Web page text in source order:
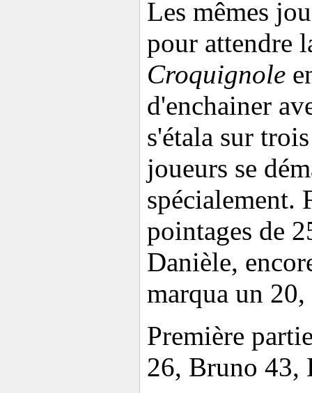
Les mêmes
pour attendre
Croquignole
d'enchainer
s'étala sur
joueurs se
spécialement.
pointages de
Danièle,
marqua un
Première
26, Bruno 43,